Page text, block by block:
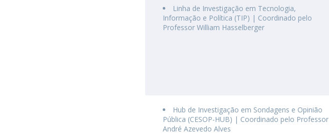
Linha de Investigação em Tecnologia,
Informação e Política (TIP) | Coordinado pelo
Professor William Hasselberger
Hub de Investigação em Sondagens e Opinião
Pública (CESOP-HUB) | Coordinado pelo Professor
André Azevedo Alves